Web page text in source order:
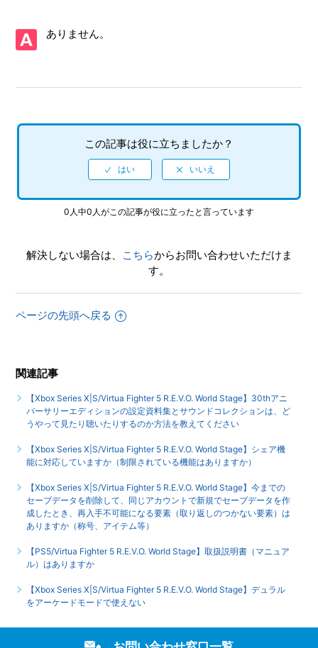
Steam版の問い合わせ先はどこですか
【Xbox Series X|S/Virtua Fighter 5 R.E.V.O. World Stage】
プレイ動画やゲーム画面写真を、動画サイト／SNS等で公開
してもいいですか
ゲームが難しいのですが、何かコツはありませんか
【Xbox Series X|S/Virtua Fighter 5 R.E.V.O. World Stage】
エンディング後（クリア後）もプレイ可能でしょうか
【Xbox Series X|S/Virtua Fighter 5 R.E.V.O. World Stage】
トロフィー、実績機能はありますか
もっと見る
ありません。
この記事は役に立ちましたか？
0人中0人がこの記事が役に立ったと言っています
解決しない場合は、 こちらからお問い合わせいただけま
す。
ページの先頭へ戻る
関連記事
【Xbox Series X|S/Virtua Fighter 5 R.E.V.O. World Stage】30thアニ
バーサリーエディションの設定資料集とサウンドコレクションは、ど
うやって見たり聴いたりするのか方法を教えてください
【Xbox Series X|S/Virtua Fighter 5 R.E.V.O. World Stage】シェア機
能に対応していますか（制限されている機能はありますか）
【Xbox Series X|S/Virtua Fighter 5 R.E.V.O. World Stage】今までの
セーブデータを削除して、同じアカウントで新規でセーブデータを作
成したとき、再入手不可能になる要素（取り返しのつかない要素）は
ありますか（称号、アイテム等）
【PS5/Virtua Fighter 5 R.E.V.O. World Stage】取扱説明書（マニュア
ル）はありますか
【Xbox Series X|S/Virtua Fighter 5 R.E.V.O. World Stage】デュラル
をアーケードモードで使えない